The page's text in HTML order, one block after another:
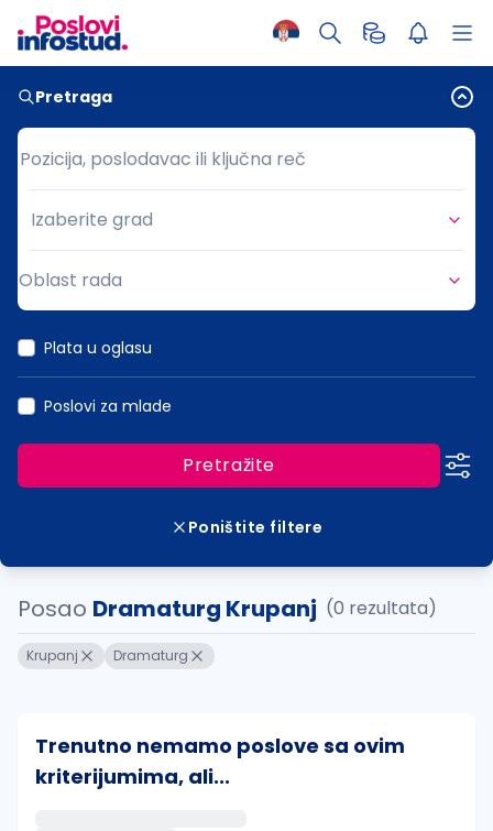
Pretraga
Pozicija, poslodavac ili ključna reč
Pozicija, poslodavac ili ključna reč
Grad
Izaberite grad
Oblast rada
Plata u oglasu
Poslovi za mlade
Pretražite
Poništite filtere
Posao Dramaturg Krupanj (0 rezultata)
Krupanj Dramaturg
Trenutno nemamo poslove sa ovim
kriterijumima, ali...